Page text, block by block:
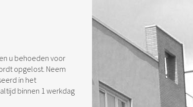
u behoeden voor
opgelost. Neem
in het
binnen 1 werkdag